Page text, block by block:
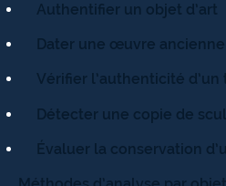
Authentifier un objet d’art
Dater une œuvre ancienne
Vérifier l’authenticité d’un
Détecter une copie de
Évaluer la conservation